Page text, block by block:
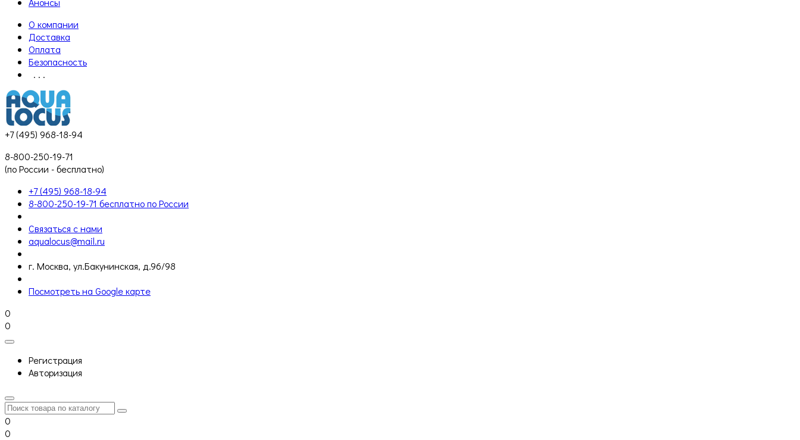
О компании
Доставка
Оплата
Безопасность
. . .
+7 (495) 968-18-94
8-800-250-19-71
(по России - бесплатно)
+7 (495) 968-18-94
8-800-250-19-71 бесплатно по России
Связаться с нами
aqualocus@mail.ru
г. Москва, ул.Бакунинская, д.96/98
Посмотреть на Google карте
0
0
Регистрация
Авторизация
0
0